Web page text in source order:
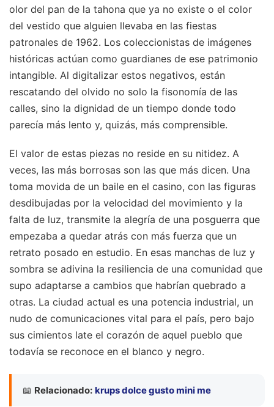
olor del pan de la tahona que ya no existe o el color
del vestido que alguien llevaba en las fiestas
patronales de 1962. Los coleccionistas de imágenes
históricas actúan como guardianes de ese patrimonio
intangible. Al digitalizar estos negativos, están
rescatando del olvido no solo la fisonomía de las
calles, sino la dignidad de un tiempo donde todo
parecía más lento y, quizás, más comprensible.
El valor de estas piezas no reside en su nitidez. A
veces, las más borrosas son las que más dicen. Una
toma movida de un baile en el casino, con las figuras
desdibujadas por la velocidad del movimiento y la
falta de luz, transmite la alegría de una posguerra que
empezaba a quedar atrás con más fuerza que un
retrato posado en estudio. En esas manchas de luz y
sombra se adivina la resiliencia de una comunidad que
supo adaptarse a cambios que habrían quebrado a
otras. La ciudad actual es una potencia industrial, un
nudo de comunicaciones vital para el país, pero bajo
sus cimientos late el corazón de aquel pueblo que
todavía se reconoce en el blanco y negro.
📖 Relacionado: krups dolce gusto mini me